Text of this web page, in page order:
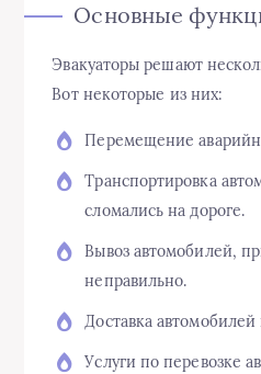
Основные
Эвакуаторы решают
Вот некоторые из них:
Перемещение
Транспортировка
сломались на дороге.
Вывоз автомобилей,
неправильно.
Доставка
Услуги по перевозке